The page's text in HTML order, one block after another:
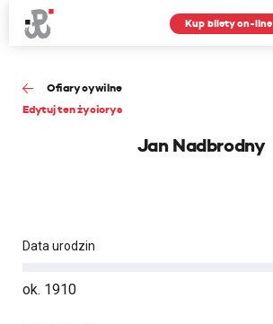
Kup bilety on-line
Ofiary cywilne
Edytuj ten życiorys
Jan Nadbrodny
Data urodzin
ok. 1910